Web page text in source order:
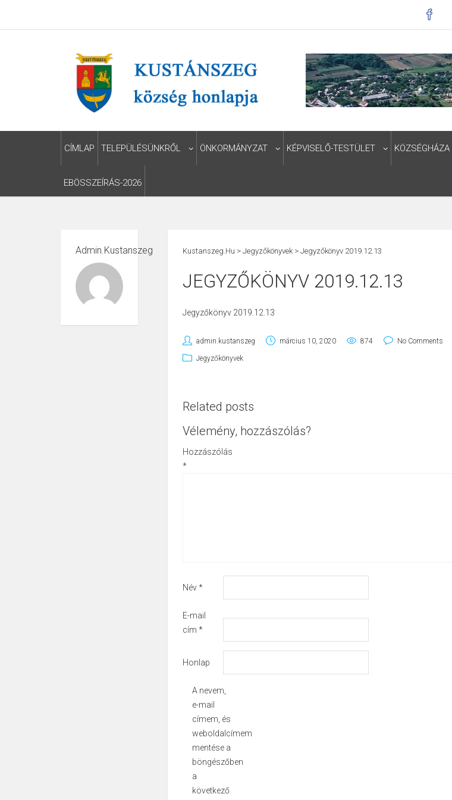
CÍMLAP TELEPÜLÉSÜNKRŐL ÖNKORMÁNYZAT KÉPVISELŐ-TESTÜLET KÖZSÉGHÁZA
EBÖSSZEÍRÁS-2026
Admin.kustanszeg Kustanszeg.hu > Jegyzőkönyvek> Jegyzőkönyv 2019.12.13
JEGYZŐKÖNYV 2019.12.13
Jegyzőkönyv 2019.12.13
admin.kustanszeg március 10, 2020 874 No Comments
Jegyzőkönyvek
Related posts
Vélemény, hozzászólás?
Hozzászólás
*
Név*
E-mail
cím *
Honlap
A nevem,
e-mail
címem, és
weboldalcímem
mentése a
böngészőben
a
következő